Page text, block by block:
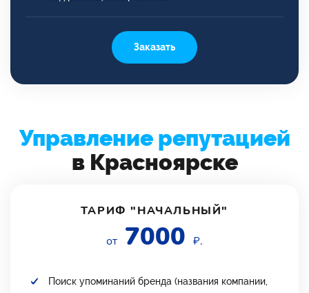
Заказать
Управление репутацией
в Красноярске
ТАРИФ "НАЧАЛЬНЫЙ"
от 7000 ₽.
Поиск упоминаний бренда (названия компании,